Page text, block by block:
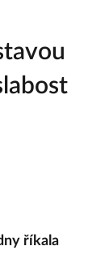
říkala